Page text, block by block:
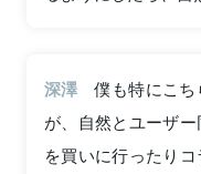
深澤
僕も特にこ
が、自然とユーザ
を買いに行ったり